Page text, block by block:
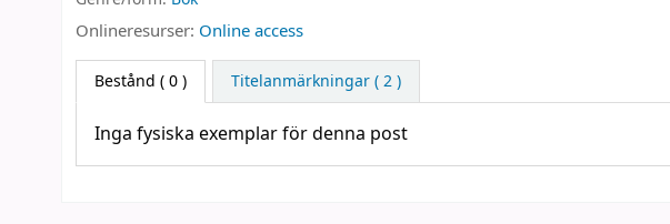
Onlineresurser: Online access
Bestånd ( 0 ) Titelanmärkningar ( 2 )
Inga fysiska exemplar för denna post